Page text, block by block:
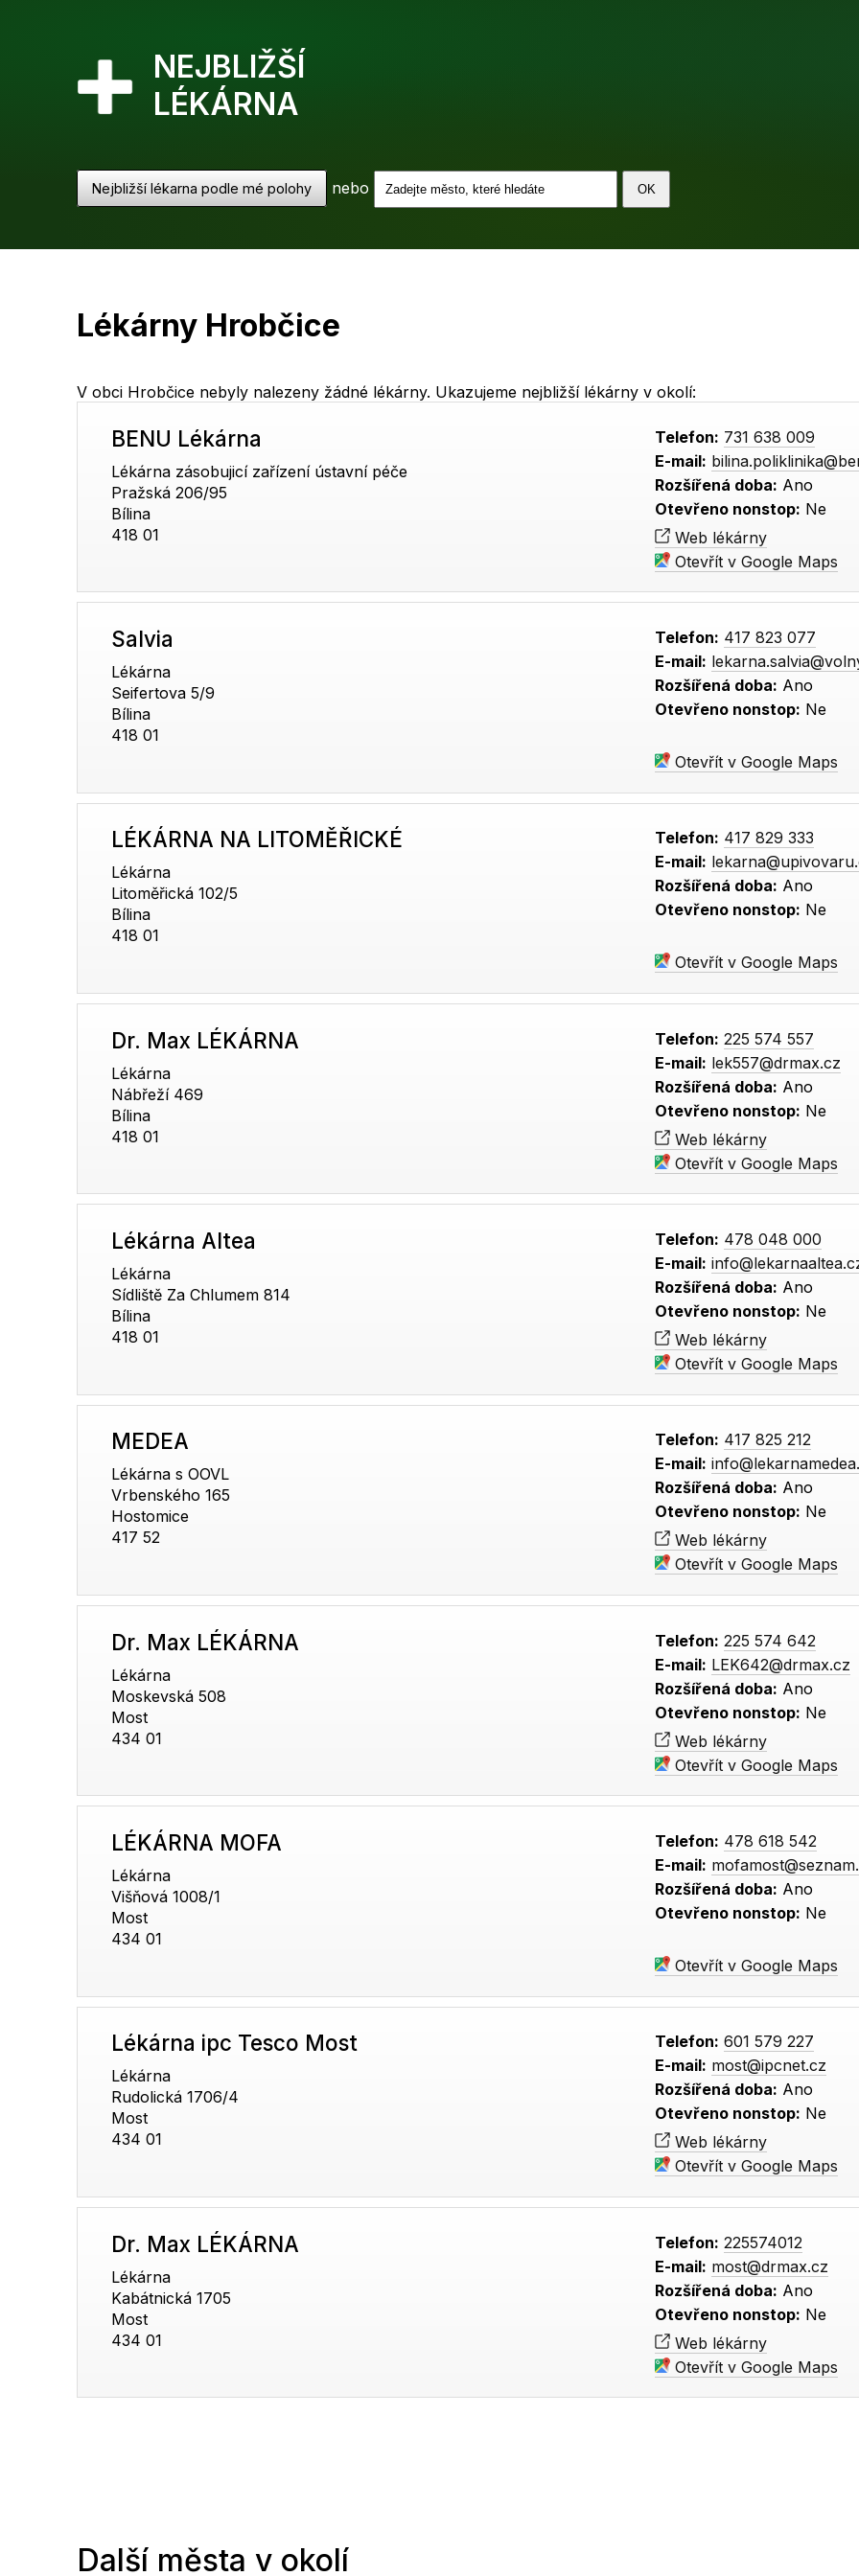
NEJBLIŽŠÍ
LÉKÁRNA
Nejbližší lékarna podle mé polohy nebo
Lékárny Hrobčice
V obci Hrobčice nebyly nalezeny žádné lékárny. Ukazujeme nejbližší lékárny v okolí:
BENU Lékárna
Lékárna zásobujicí zařízení ústavní péče
Pražská 206/95
Bílina
418 01
Telefon: 731 638 009
E-mail:
Rozšířená doba: Ano
Otevřeno nonstop: Ne
Web lékárny
Otevřít v Google Maps
Salvia
Lékárna
Seifertova 5/9
Bílina
418 01
Telefon: 417 823 077
E-mail:
Rozšířená doba: Ano
Otevřeno nonstop: Ne
Otevřít v Google Maps
LÉKÁRNA NA LITOMĚŘICKÉ
Lékárna
Litoměřická 102/5
Bílina
418 01
Telefon: 417 829 333
E-mail:
Rozšířená doba: Ano
Otevřeno nonstop: Ne
Otevřít v Google Maps
Dr. Max LÉKÁRNA
Lékárna
Nábřeží 469
Bílina
418 01
Telefon: 225 574 557
E-mail: lek557@drmax.cz
Rozšířená doba: Ano
Otevřeno nonstop: Ne
Web lékárny
Otevřít v Google Maps
Lékárna Altea
Lékárna
Sídliště Za Chlumem 814
Bílina
418 01
Telefon: 478 048 000
E-mail:
Rozšířená doba: Ano
Otevřeno nonstop: Ne
Web lékárny
Otevřít v Google Maps
MEDEA
Lékárna s OOVL
Vrbenského 165
Hostomice
417 52
Telefon: 417 825 212
E-mail:
Rozšířená doba: Ano
Otevřeno nonstop: Ne
Web lékárny
Otevřít v Google Maps
Dr. Max LÉKÁRNA
Lékárna
Moskevská 508
Most
434 01
Telefon: 225 574 642
E-mail: LEK642@drmax.cz
Rozšířená doba: Ano
Otevřeno nonstop: Ne
Web lékárny
Otevřít v Google Maps
LÉKÁRNA MOFA
Lékárna
Višňová 1008/1
Most
434 01
Telefon: 478 618 542
E-mail:
Rozšířená doba: Ano
Otevřeno nonstop: Ne
Otevřít v Google Maps
Lékárna ipc Tesco Most
Lékárna
Rudolická 1706/4
Most
434 01
Telefon: 601 579 227
E-mail: most@ipcnet.cz
Rozšířená doba: Ano
Otevřeno nonstop: Ne
Web lékárny
Otevřít v Google Maps
Dr. Max LÉKÁRNA
Lékárna
Kabátnická 1705
Most
434 01
Telefon: 225574012
E-mail: most@drmax.cz
Rozšířená doba: Ano
Otevřeno nonstop: Ne
Web lékárny
Otevřít v Google Maps
Další města v okolí